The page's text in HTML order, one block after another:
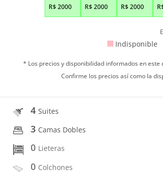
R$2000 R$2000 R$2000
Indisponible
* Los precios y disponibilidad informados en
Confirme los precios así como la
4Suites
3 Camas Dobles
0 Lieteras
0 Colchones